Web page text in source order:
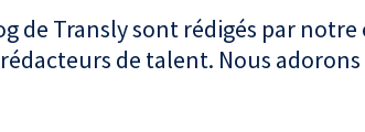
de Transly sont rédigés par notre
de talent. Nous